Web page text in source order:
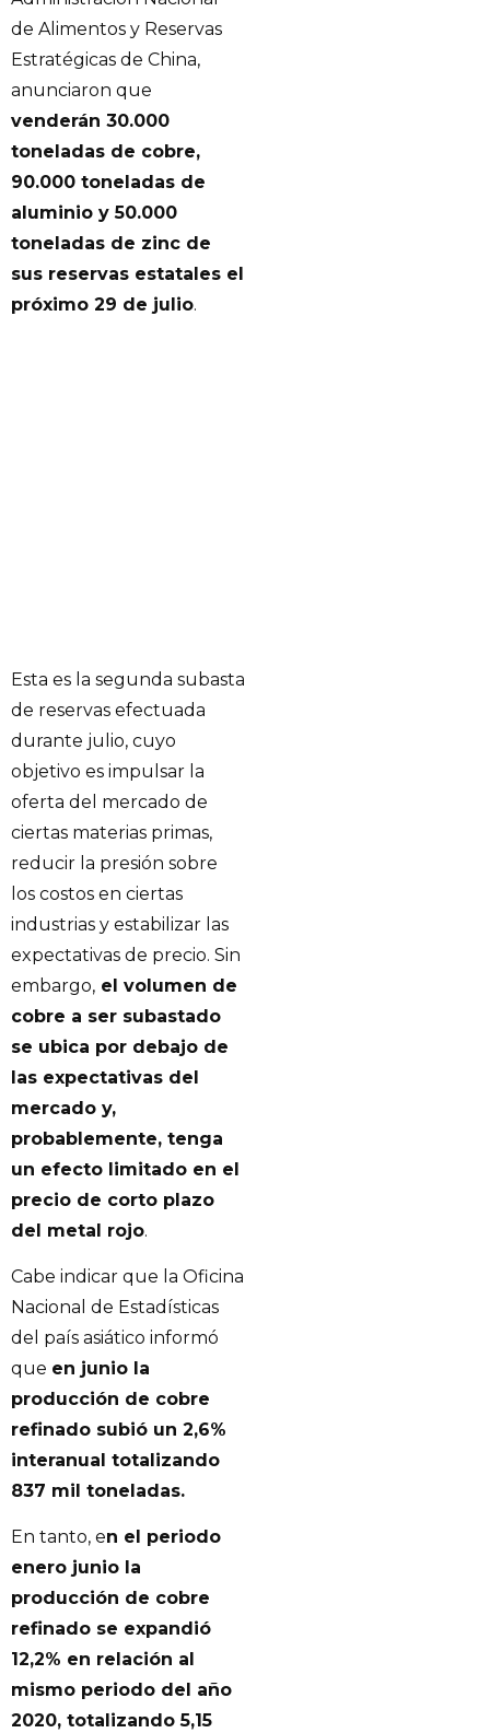
de Alimentos y Reservas
Estratégicas de China,
anunciaron que
venderán 30.000
toneladas de cobre,
90.000 toneladas de
aluminio y 50.000
toneladas de zinc de
sus reservas estatales el
próximo 29 de julio.
Esta es la segunda subasta
de reservas efectuada
durante julio, cuyo
objetivo es impulsar la
oferta del mercado de
ciertas materias primas,
reducir la presión sobre
los costos en ciertas
industrias y estabilizar las
expectativas de precio. Sin
embargo, el volumen de
cobre a ser subastado
se ubica por debajo de
las expectativas del
mercado y,
probablemente, tenga
un efecto limitado en el
precio de corto plazo
del metal rojo.
Cabe indicar que la Oficina
Nacional de Estadísticas
del país asiático informó
que en junio la
producción de cobre
refinado subió un 2,6%
interanual totalizando
837 mil toneladas.
En tanto, en el periodo
enero junio la
producción de cobre
refinado se expandió
12,2% en relación al
mismo periodo del año
2020, totalizando 5,15